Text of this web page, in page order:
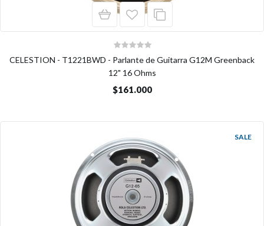
CELESTION - T1221BWD - Parlante de Guitarra G12M Greenback
12" 16 Ohms
$161.000
SALE